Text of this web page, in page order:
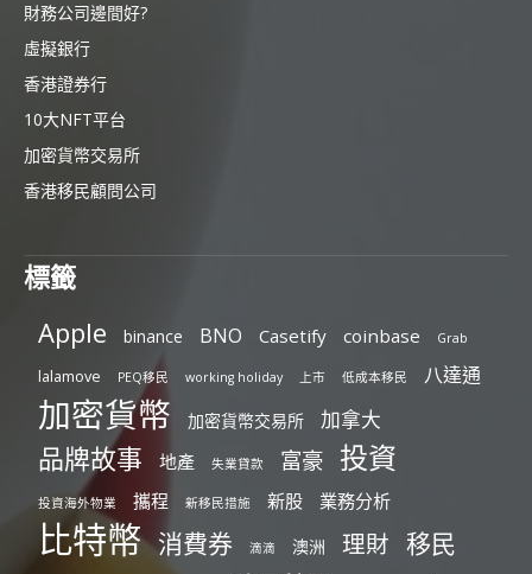
財務公司邊間好?
虛擬銀行
香港證券行
10大NFT平台
加密貨幣交易所
香港移民顧問公司
標籤
Apple binance BNO Casetify coinbase Grab
lalamove PEQ移民 working holiday 上市 低成本移民 八達通
加密貨幣 加密貨幣交易所 加拿大
品牌故事 地產 失業貸款 富豪 投資
投資海外物業 攜程 新移民措施 新股 業務分析
比特幣 消費券 滴滴 澳洲 理財 移民